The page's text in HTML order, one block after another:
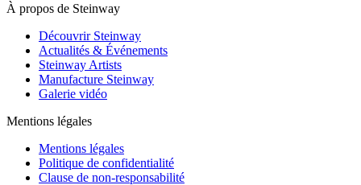
À propos de Steinway
Découvrir Steinway
Actualités & Événements
Steinway Artists
Manufacture Steinway
Galerie vidéo
Mentions légales
Mentions légales
Politique de confidentialité
Clause de non-responsabilité